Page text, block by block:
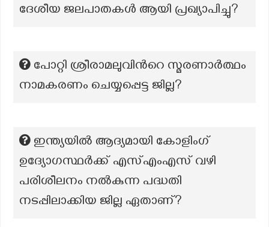
ദേശീയ ജലപാതകൾ ആയി പ്രഖ്യാപിച്ചു?
പോറ്റി ശ്രീരാമലുവിന്‍റെ സ്മരണാർത്ഥം
നാമകരണം ചെയ്യപ്പെട്ട ജില്ല?
ഇന്ത്യയിൽ ആദ്യമായി കോളിംഗ്
ഉദ്യോഗസ്ഥർക്ക് എസ്എംഎസ് വഴി
പരിശീലനം നൽകുന്ന പദ്ധതി
നടപ്പിലാക്കിയ ജില്ല ഏതാണ്?